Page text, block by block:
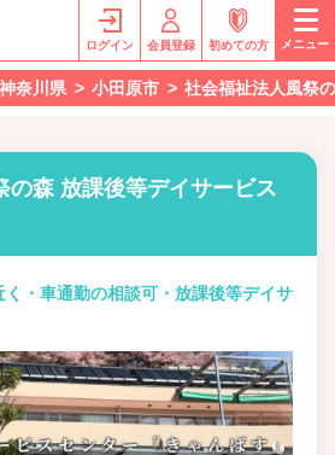
ログイン 会員登録 初めての方 メニュー
神奈川県 小田原市 社会福祉法人風祭
の森 放課後等デイサービス
く・車通勤の相談可・放課後等デイサ